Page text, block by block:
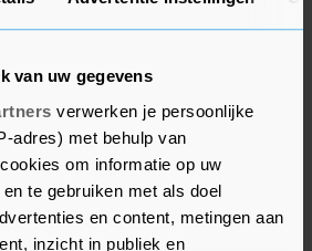
van uw gegevens
verwerken je persoonlijke
adres) met behulp van
om informatie op uw
te gebruiken met als doel
en content, metingen aan
inzicht in publiek en
signaal voor de economie."
is het vaccinatieprogramma
40 procent van de bevolking
prik gekregen. Circa 14
is inmiddels volledig